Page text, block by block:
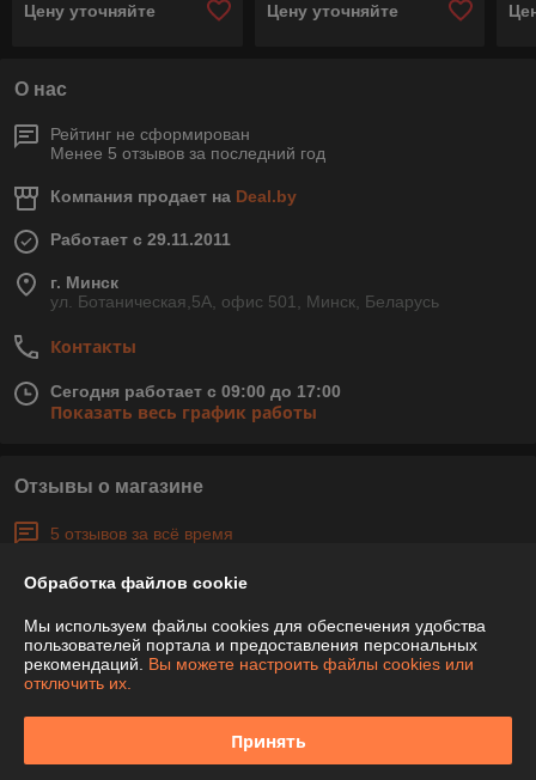
Цену уточняйте Цену уточняйте
О нас
Рейтинг не сформирован
Менее 5 отзывов за последний год
Компания продает на Deal.by
Работает с 29.11.2011
г. Минск
ул. Ботаническая,5А, офис 501, Минск, Беларусь
Контакты
Сегодня работает с 09:00 до 17:00
Показать весь график работы
Отзывы о магазине
5 отзывов за всё время
Владислав K
Отлично
Заказал диск для алюминия. Страшновато резать дисками по
твердым металлам. Пока не пробовал, но с виду диск качественный,
профессиональный. Организацию нашел быстро, есть парковка.
Обработка файлов cookie
Мы используем файлы cookies для обеспечения удобства
пользователей портала и предоставления персональных
рекомендаций. Вы можете настроить файлы cookies или
отключить их.
Принять